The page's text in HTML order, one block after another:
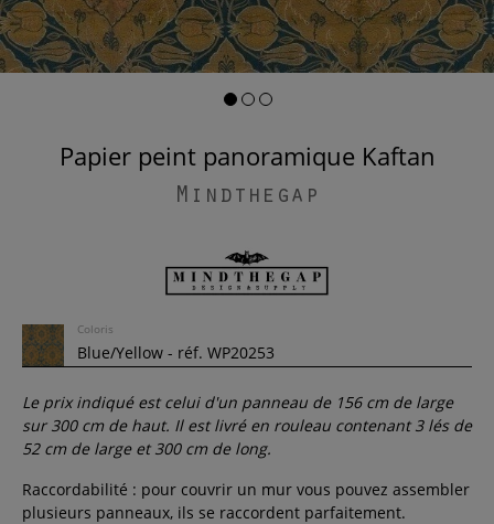
Papier peint panoramique Kaftan
Mindthegap
Coloris
Le prix indiqué est celui d'un panneau de 156cm de large
sur 300cm de haut. Il est livré en rouleau contenant3lés de
52 cm de large et300cm de long.
Raccordabilité : pour couvrir un mur vous pouvez assembler
plusieurs panneaux, ils se raccordent parfaitement.